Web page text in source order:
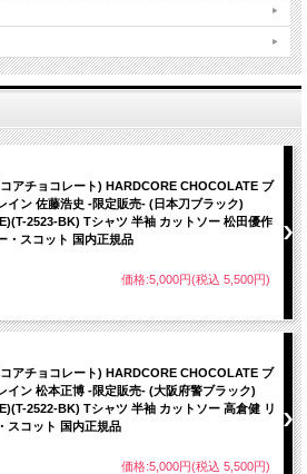
アチョコレート) HARDCORE CHOCOLATE ブ
イン 佐藤浩史 -限定販売- (日本刀ブラック)
2523-BK) Tシャツ 半袖 カットソー 松田優作
・スコット 国内正規品
価格:5,000円(税込 5,500円)
アチョコレート) HARDCORE CHOCOLATE ブ
イン 松本正博 -限定販売- (大阪府警ブラック)
2522-BK) Tシャツ 半袖 カットソー 高倉健 リ
スコット 国内正規品
価格:5,000円(税込 5,500円)